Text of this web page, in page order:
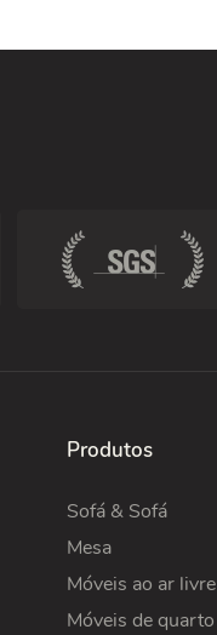
Produtos
Sofá & Sofá
Mesa
Móveis ao ar livre
Móveis de quarto